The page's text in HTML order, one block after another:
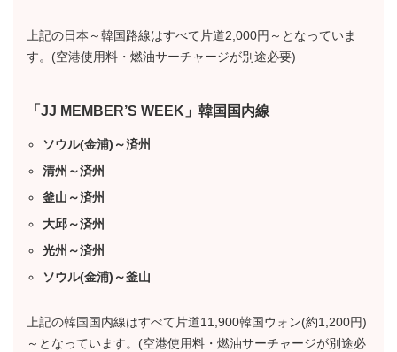
上記の日本～韓国路線はすべて片道2,000円～となっていま
す。(空港使用料・燃油サーチャージが別途必要)
「JJ MEMBER’S WEEK」韓国国内線
ソウル(金浦)～済州
清州～済州
釜山～済州
大邱～済州
光州～済州
ソウル(金浦)～釜山
上記の韓国国内線はすべて片道11,900韓国ウォン(約1,200円)
～となっています。(空港使用料・燃油サーチャージが別途必